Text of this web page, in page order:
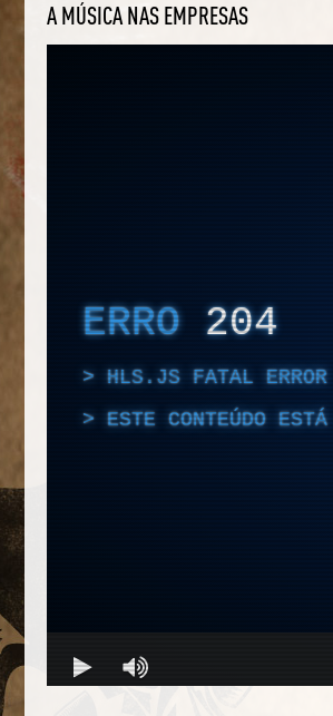
A MÚSICA NAS EMPRESAS